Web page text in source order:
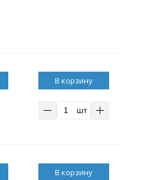
В корзину
шт
В корзину